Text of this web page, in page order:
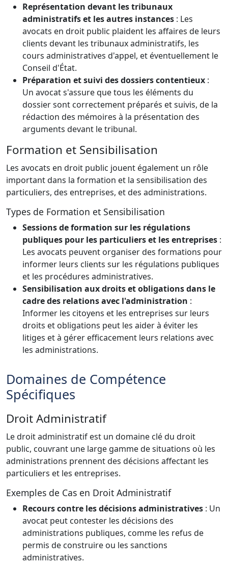
Représentation devant les tribunaux
administratifs et les autres instances : Les
avocats en droit public plaident les affaires de leurs
clients devant les tribunaux administratifs, les
cours administratives d'appel, et éventuellement le
Conseil d'État.
Préparation et suivi des dossiers contentieux :
Un avocat s'assure que tous les éléments du
dossier sont correctement préparés et suivis, de la
rédaction des mémoires à la présentation des
arguments devant le tribunal.
Formation et Sensibilisation
Les avocats en droit public jouent également un rôle
important dans la formation et la sensibilisation des
particuliers, des entreprises, et des administrations.
Types de Formation et Sensibilisation
Sessions de formation sur les régulations
publiques pour les particuliers et les entreprises :
Les avocats peuvent organiser des formations pour
informer leurs clients sur les régulations publiques
et les procédures administratives.
Sensibilisation aux droits et obligations dans le
cadre des relations avec l'administration :
Informer les citoyens et les entreprises sur leurs
droits et obligations peut les aider à éviter les
litiges et à gérer efficacement leurs relations avec
les administrations.
Domaines de Compétence
Spécifiques
Droit Administratif
Le droit administratif est un domaine clé du droit
public, couvrant une large gamme de situations où les
administrations prennent des décisions affectant les
particuliers et les entreprises.
Exemples de Cas en Droit Administratif
Recours contre les décisions administratives : Un
avocat peut contester les décisions des
administrations publiques, comme les refus de
permis de construire ou les sanctions
administratives.